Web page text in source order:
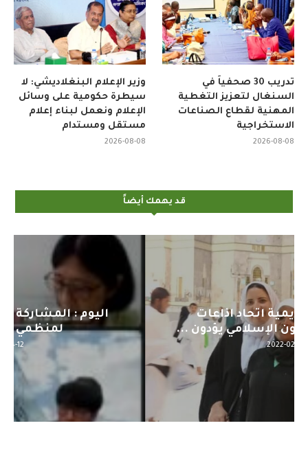
وزير الإعلام البنغلاديشي: لا
سيطرة حكومية على وسائل
الإعلام ونعمل لبناء إعلام
مستقل ومستدام
2026-08-08
تدريب 30 صحفياً في
السنغال لتعزيز التغطية
المهنية لقطاع الصناعات
الاستخراجية
2026-08-08
قد يهمك أيضاً
اليوم : المشاركة بالاجتماع التحضيري
لمنظمي قمة اسيا...